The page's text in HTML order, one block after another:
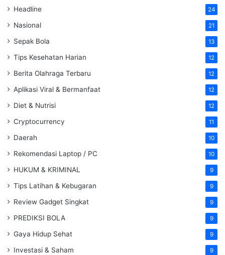
Headline 24
Nasional 21
Sepak Bola 13
Tips Kesehatan Harian 12
Berita Olahraga Terbaru 12
Aplikasi Viral & Bermanfaat 12
Diet & Nutrisi 12
Cryptocurrency 11
Daerah 10
Rekomendasi Laptop / PC 10
HUKUM & KRIMINAL 9
Tips Latihan & Kebugaran 9
Review Gadget Singkat 9
PREDIKSI BOLA 9
Gaya Hidup Sehat 9
Investasi & Saham 9